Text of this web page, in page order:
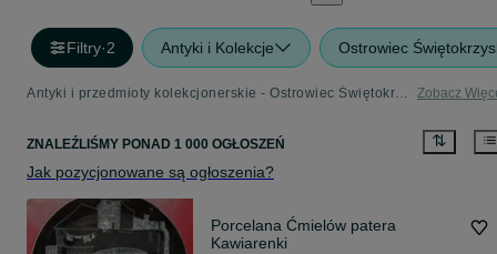
Filtry·2 Antyki i Kolekcje Ostrowiec
Antyki i przedmioty kolekcjonerskie - Ostrowiec Świętokrzyski - sprawdź ogłoszenia w Twojej okolicy Zobacz
ZNALEŹLIŚMY PONAD 1 000 OGŁOSZEŃ
Jak pozycjonowane są ogłoszenia?
Porcelana Ćmielów patera
Kawiarenki